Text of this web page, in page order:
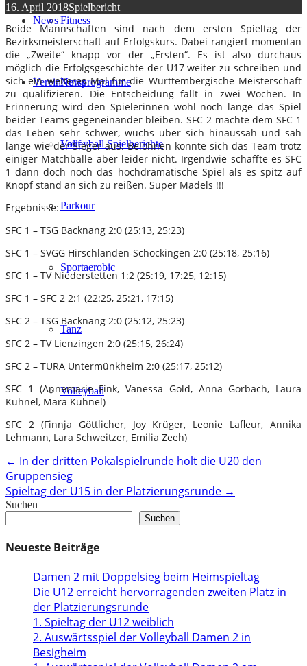
Fitness
Kursprogramme
Lauf
Parkour
Sportaerobic
Tanz
Volleyball
News
News
Volleyball Spielberichte
Verein
16. April 2018Spielbericht
Beide Mannschaften sind nach dem ersten Spieltag der
Bezirksmeisterschaft auf Erfolgskurs. Dabei rangiert momentan
die „Zweite“ knapp vor der „Ersten“. Es ist also durchaus
möglich die Erfolgsgeschichte der U17 weiter zu schreiben und
sich ein weiteres Mal für die Württembergische Meisterschaft
zu qualifizieren. Die Entscheidung fällt in zwei Wochen. In
Erinnerung wird den Spielerinnen wohl noch lange das Spiel
beider Teams gegeneinander bleiben. SFC 2 machte dem SFC 1
das Leben sehr schwer, wuchs über sich hinaussah und sah
lange wie der Sieger aus. Belohnen konnte sich das Team trotz
einiger Matchbälle aber leider nicht. Irgendwie schaffte es SFC
1 dann doch noch das hochdramatische Spiel als es spitz auf
Knopf stand an sich zu reißen. Super Mädels !!!
Ergebnisse:
SFC 1 – TSG Backnang 2:0 (25:13, 25:23)
SFC 1 – SVGG Hirschlanden-Schöckingen 2:0 (25:18, 25:16)
SFC 1 – TV Niederstetten 1:2 (25:19, 17:25, 12:15)
SFC 1 – SFC 2 2:1 (22:25, 25:21, 17:15)
SFC 2 – TSG Backnang 2:0 (25:12, 25:23)
SFC 2 – TV Lienzingen 2:0 (25:15, 26:24)
SFC 2 – TURA Untermünkheim 2:0 (25:17, 25:12)
SFC 1 (Annemarie Fink, Vanessa Gold, Anna Gorbach, Laura
Kühnel, Mara Kühnel)
SFC 2 (Finnja Göttlicher, Joy Krüger, Leonie Lafleur, Annika
Lehmann, Lara Schweitzer, Emilia Zeeh)
Post
navigation
← In der dritten Pokalspielrunde holt die U20 den
Gruppensieg
Spieltag der U15 in der Platzierungsrunde →
Suchen
Suchen
Neueste Beiträge
Damen 2 mit Doppelsieg beim Heimspieltag
Die U12 erreicht hervorragenden zweiten Platz in
der Platzierungsrunde
1. Spieltag der U12 weiblich
2. Auswärtsspiel der Volleyball Damen 2 in
Besigheim